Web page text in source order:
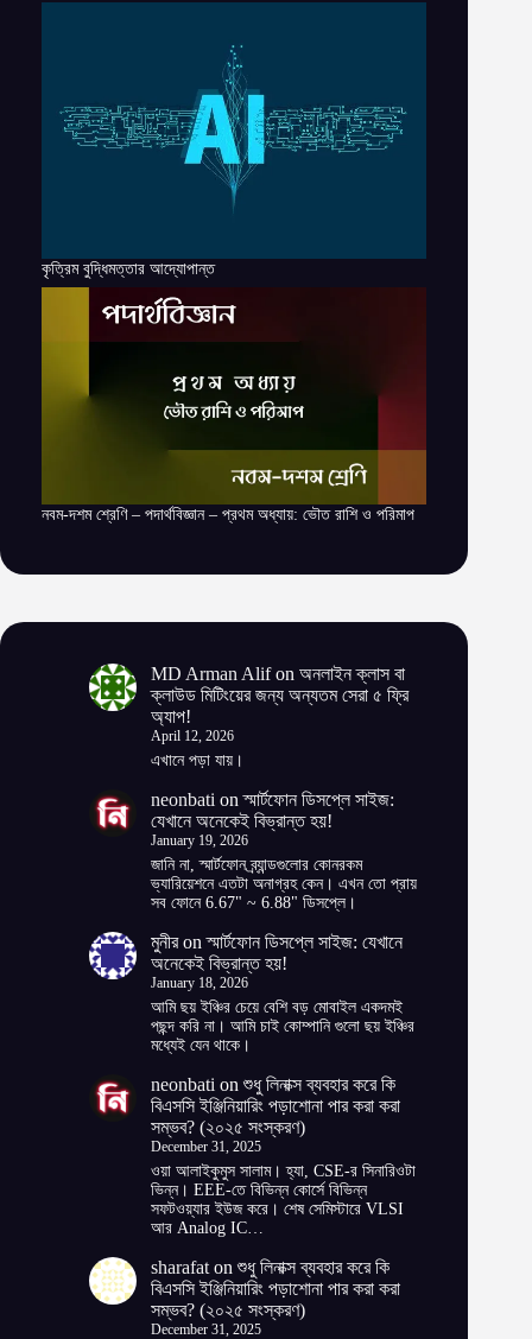
কৃত্রিম বুদ্ধিমত্তার আদ্যোপান্ত
নবম-দশম শ্রেণি – পদার্থবিজ্ঞান – প্রথম অধ্যায়: ভৌত রাশি ও পরিমাপ
MD Arman Alifon অনলাইন ক্লাস বা
ক্লাউড মিটিংয়ের জন্য অন্যতম সেরা ৫ ফ্রি
অ্যাপ!
April 12, 2026
এখানে পড়া যায়।
neonbati onস্মার্টফোন ডিসপ্লে সাইজ:
যেখানে অনেকেই বিভ্রান্ত হয়!
January 19, 2026
জানি না, স্মার্টফোন ব্র্যান্ডগুলোর কোনরকম
ভ্যারিয়েশনে এতটা অনাগ্রহ কেন। এখন তো প্রায়
সব ফোনে 6.67" ~ 6.88" ডিসপ্লে।
মুনীরonস্মার্টফোন ডিসপ্লে সাইজ: যেখানে
অনেকেই বিভ্রান্ত হয়!
January 18, 2026
আমি ছয় ইঞ্চির চেয়ে বেশি বড় মোবাইল একদমই
পছন্দ করি না। আমি চাই কোম্পানি গুলো ছয় ইঞ্চির
মধ্যেই যেন থাকে।
neonbati onশুধু লিনাক্স ব্যবহার করে কি
বিএসসি ইঞ্জিনিয়ারিং পড়াশোনা পার করা করা
সম্ভব? (২০২৫ সংস্করণ)
December 31, 2025
ওয়া আলাইকুমুস সালাম। হ্যা, CSE-র সিনারিওটা
ভিন্ন। EEE-তে বিভিন্ন কোর্সে বিভিন্ন
সফটওয়্যার ইউজ করে। শেষ সেমিস্টারে VLSI
আর Analog IC…
sharafat onশুধু লিনাক্স ব্যবহার করে কি
বিএসসি ইঞ্জিনিয়ারিং পড়াশোনা পার করা করা
সম্ভব? (২০২৫ সংস্করণ)
December 31, 2025